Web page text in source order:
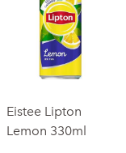
Eistee Lipton
Lemon 330ml